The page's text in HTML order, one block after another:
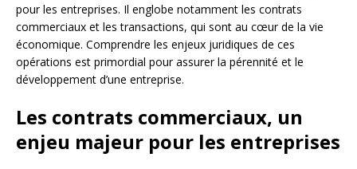
pour les entreprises. Il englobe notamment les contrats
commerciaux et les transactions, qui sont au cœur de la vie
économique. Comprendre les enjeux juridiques de ces
opérations est primordial pour assurer la pérennité et le
développement d’une entreprise.
Les contrats commerciaux, un
enjeu majeur pour les entreprises